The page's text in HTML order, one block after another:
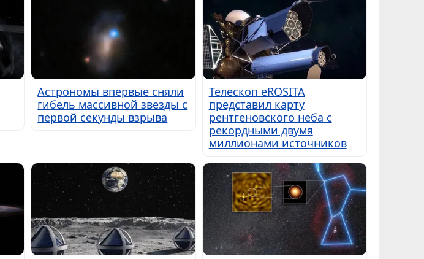
Астрономы впервые сняли
гибель массивной звезды с
первой секунды взрыва
Телескоп eROSITA
представил карту
рентгеновского неба с
рекордными двумя
миллионами источников